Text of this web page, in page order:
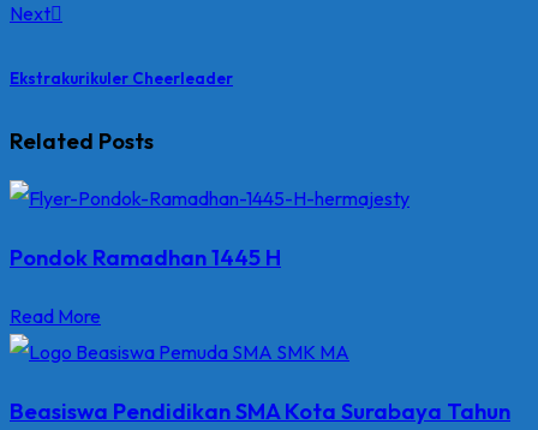
Next
Ekstrakurikuler Cheerleader
Related Posts
Pondok Ramadhan 1445 H
Read More
Beasiswa Pendidikan SMA Kota Surabaya Tahun